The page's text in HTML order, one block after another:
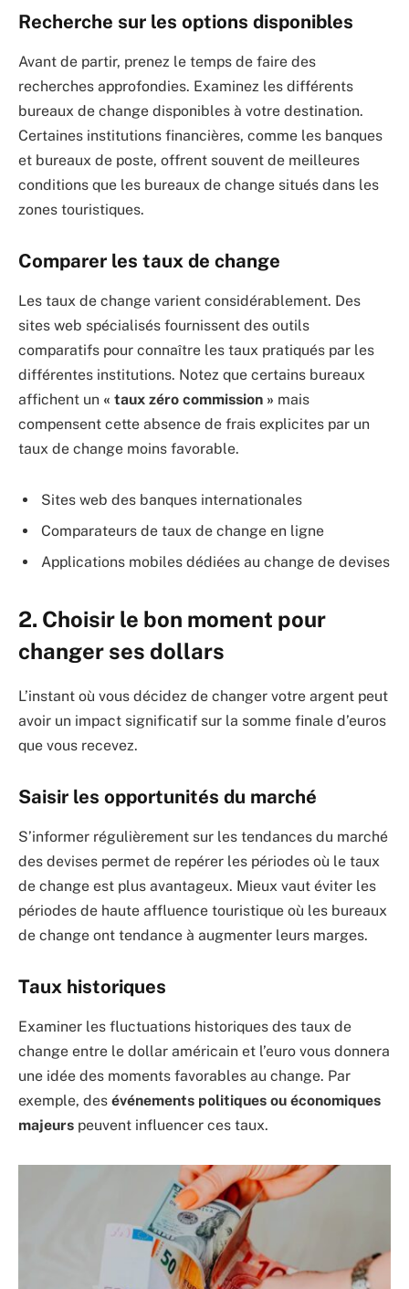
Recherche sur les options disponibles
Avant de partir, prenez le temps de faire des
recherches approfondies. Examinez les différents
bureaux de change disponibles à votre destination.
Certaines institutions financières, comme les banques
et bureaux de poste, offrent souvent de meilleures
conditions que les bureaux de change situés dans les
zones touristiques.
Comparer les taux de change
Les taux de change varient considérablement. Des
sites web spécialisés fournissent des outils
comparatifs pour connaître les taux pratiqués par les
différentes institutions. Notez que certains bureaux
affichent un « taux zéro commission » mais
compensent cette absence de frais explicites par un
taux de change moins favorable.
Sites web des banques internationales
Comparateurs de taux de change en ligne
Applications mobiles dédiées au change de devises
2. Choisir le bon moment pour
changer ses dollars
L’instant où vous décidez de changer votre argent peut
avoir un impact significatif sur la somme finale d’euros
que vous recevez.
Saisir les opportunités du marché
S’informer régulièrement sur les tendances du marché
des devises permet de repérer les périodes où le taux
de change est plus avantageux. Mieux vaut éviter les
périodes de haute affluence touristique où les bureaux
de change ont tendance à augmenter leurs marges.
Taux historiques
Examiner les fluctuations historiques des taux de
change entre le dollar américain et l’euro vous donnera
une idée des moments favorables au change. Par
exemple, des événements politiques ou économiques
majeurs peuvent influencer ces taux.